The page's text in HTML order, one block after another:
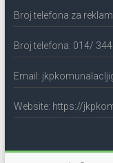
Broj telefona za
Broj telefona: 014/
Email:
Website: https://